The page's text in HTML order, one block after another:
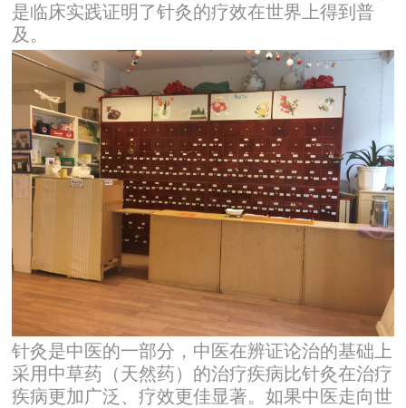
是临床实践证明了针灸的疗效在世界上得到普
及。
针灸是中医的一部分，中医在辨证论治的基础上
采用中草药（天然药）的治疗疾病比针灸在治疗
疾病更加广泛、疗效更佳显著。如果中医走向世